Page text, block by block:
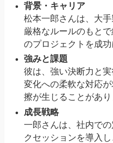
背景・キャリア
松本一郎さんは、大手
厳格なルールのもと
のプロジェクトを成功
強みと課題
彼は、強い決断力と
変化への柔軟な対応
擦が生じることがあり
成長戦略
一郎さんは、社内で
クセッションを導入